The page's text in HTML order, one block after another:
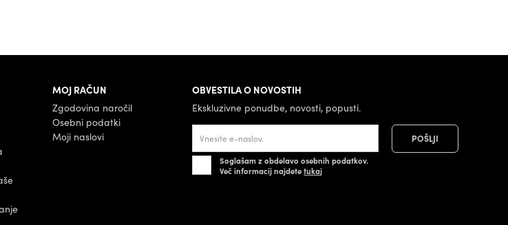
MOJ RAČUN
Zgodovina naročil
Osebni podatki
Moji naslovi
OBVESTILA O NOVOSTIH
Ekskluzivne ponudbe, novosti, popusti.
Soglašam z obdelavo osebnih podatkov.
Več informacij najdetetukaj